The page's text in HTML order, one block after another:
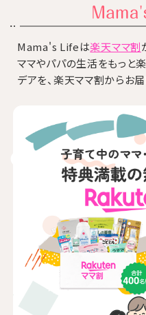
Mama's Lifeは楽天ママ割
ママやパパの生活をもっと
デアを、楽天ママ割からお届